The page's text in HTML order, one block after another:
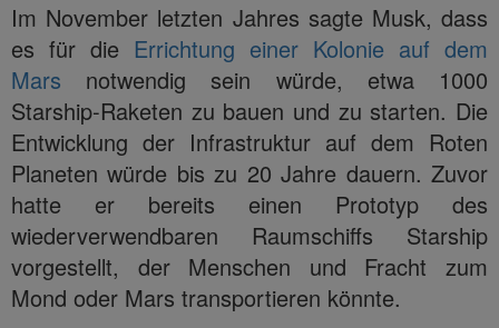
Im November letzten Jahres sagte Musk, dass
es für die Errichtung einer Kolonie auf dem
Mars notwendig sein würde, etwa 1000
Starship-Raketen zu bauen und zu starten. Die
Entwicklung der Infrastruktur auf dem Roten
Planeten würde bis zu 20 Jahre dauern. Zuvor
hatte er bereits einen Prototyp des
wiederverwendbaren Raumschiffs Starship
vorgestellt, der Menschen und Fracht zum
Mond oder Mars transportieren könnte.